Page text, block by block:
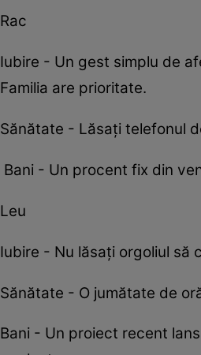
Rac
Iubire - Un gest simplu de
Familia are prioritate.
Sănătate - Lăsați telefonul
Bani - Un procent fix din
Leu
Iubire - Nu lăsați orgoliul să
Sănătate - O jumătate de
Bani - Un proiect recent